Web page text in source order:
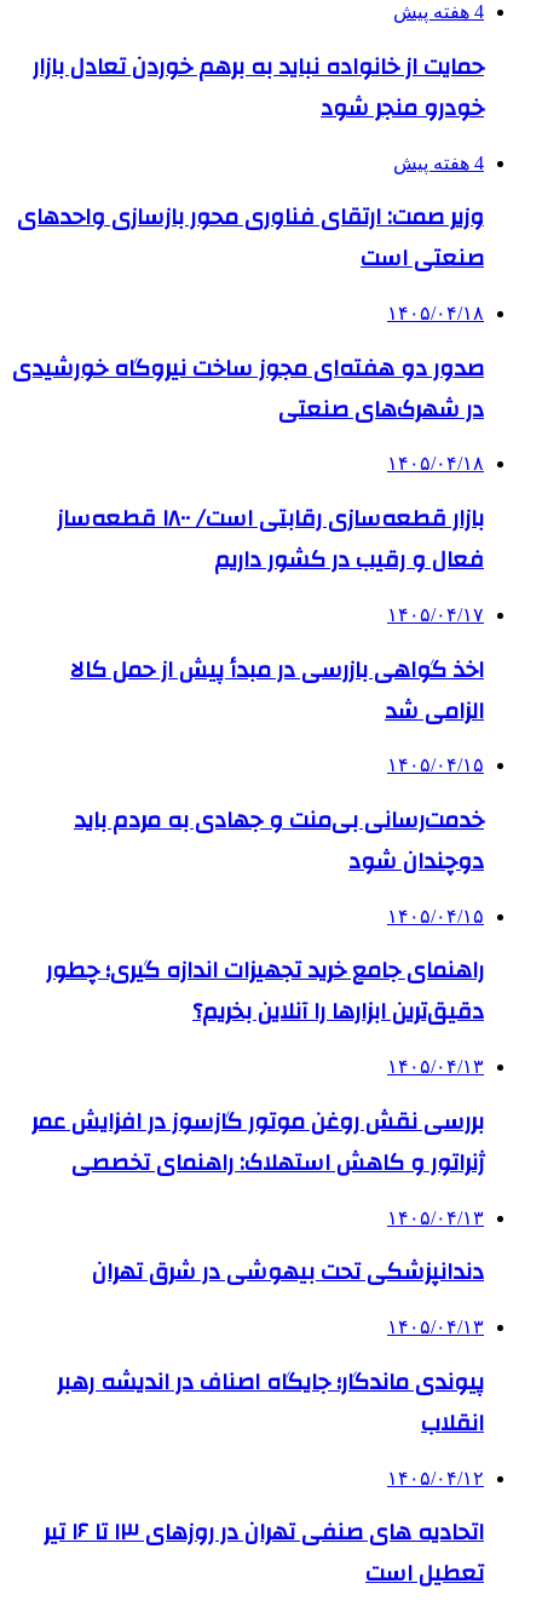
4 هفته پیش
حمایت از خانواده نباید به برهم خوردن تعادل بازار
خودرو منجر شود
4 هفته پیش
وزیر صمت: ارتقای فناوری محور بازسازی واحدهای
صنعتی است
۱۴۰۵/۰۴/۱۸
صدور دو هفته‌ای مجوز ساخت نیروگاه خورشیدی
در شهرک‌های صنعتی
۱۴۰۵/۰۴/۱۸
بازار قطعه‌سازی رقابتی است/ ۱۸۰۰ قطعه‌ساز
فعال و رقیب در کشور داریم
۱۴۰۵/۰۴/۱۷
اخذ گواهی بازرسی در مبدأ پیش از حمل کالا
الزامی شد
۱۴۰۵/۰۴/۱۵
خدمت‌رسانی بی‌منت و جهادی به مردم باید
دوچندان شود
۱۴۰۵/۰۴/۱۵
راهنمای جامع خرید تجهیزات اندازه گیری؛ چطور
دقیق‌ترین ابزارها را آنلاین بخریم؟
۱۴۰۵/۰۴/۱۳
بررسی نقش روغن موتور گازسوز در افزایش عمر
ژنراتور و کاهش استهلاک: راهنمای تخصصی
۱۴۰۵/۰۴/۱۳
دندانپزشکی تحت بیهوشی در شرق تهران
۱۴۰۵/۰۴/۱۳
پیوندی ماندگار؛ جایگاه اصناف در اندیشه رهبر
انقلاب
۱۴۰۵/۰۴/۱۲
اتحادیه های صنفی تهران در روزهای ۱۳ تا ۱۶ تیر
تعطیل است